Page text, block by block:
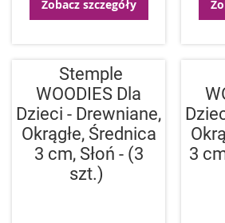
Zobacz szczegóły
Stemple
WOODIES Dla
Dzieci - Drewniane,
Okrągłe, Średnica
3 cm, Słoń - (3
szt.)
3